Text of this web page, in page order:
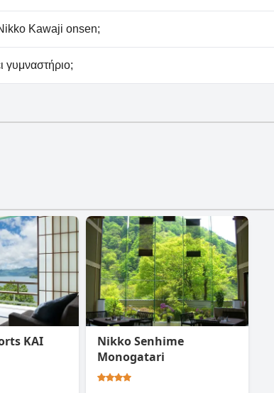
δέχεται σκύλους.
Kawaji onsen;
Jyuan Nikko Kawaji onsen.
γυμναστήριο;
KAI
Nikko Senhime
Monogatari